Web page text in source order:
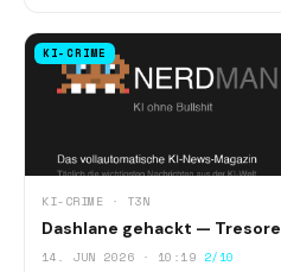
KI-CRIME
KI-CRIME · T3N
Dashlane gehackt —
14. JUN 2026 · 10:19 2/10